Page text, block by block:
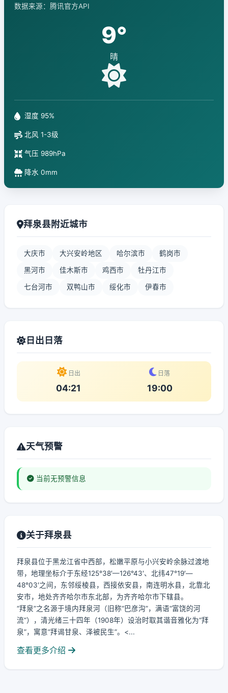
数据来源：腾讯官方API
9°
晴
湿度 95%
北风 1-3级
气压 989hPa
降水 0mm
拜泉县附近城市
大庆市 大兴安岭地区 哈尔滨市 鹤岗市
黑河市 佳木斯市 鸡西市 牡丹江市
七台河市 双鸭山市 绥化市 伊春市
日出日落
日出
04:21
日落
19:00
天气预警
当前无预警信息
关于拜泉县
拜泉县位于黑龙江省中西部，松嫩平原与小兴安岭余脉过渡地
带，地理坐标介于东经125°38′—126°43′、北纬47°19′—
48°03′之间，东邻绥棱县，西接依安县，南连明水县，北靠北
安市，地处齐齐哈尔市东北部，为齐齐哈尔市下辖县。
“拜泉”之名源于境内拜泉河（旧称“巴彦沟”，满语“富饶的河
流”），清光绪三十四年（1908年）设治时取其谐音雅化为“拜
泉”，寓意“拜谒甘泉、泽被民生”。<...
查看更多介绍